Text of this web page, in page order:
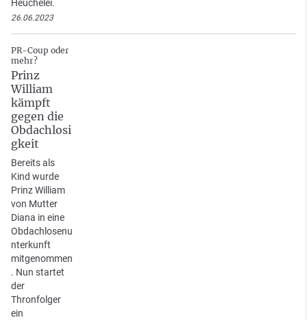
Heuchelei.
26.06.2023
PR-Coup oder
mehr?
Prinz
William
kämpft
gegen die
Obdachlosi
gkeit
Bereits als
Kind wurde
Prinz William
von Mutter
Diana in eine
Obdachlosenu
nterkunft
mitgenommen
. Nun startet
der
Thronfolger
ein